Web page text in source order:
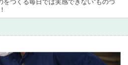
つくる毎日では実感できない“ものづ